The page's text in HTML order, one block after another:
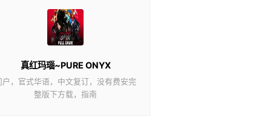
真红玛瑙~PURE ONYX
户，官式华语，中文复订，没有费安完
整版下方载，指南